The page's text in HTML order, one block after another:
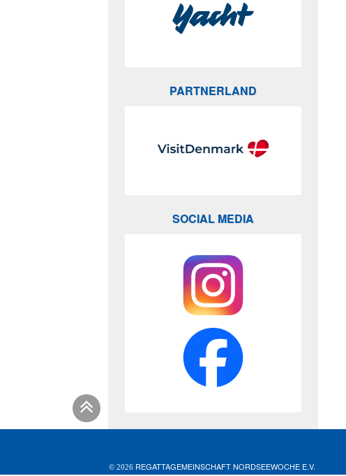
PARTNERLAND
SOCIAL MEDIA
© 2026 REGATTAGEMEINSCHAFT NORDSEEWOCHE E.V.